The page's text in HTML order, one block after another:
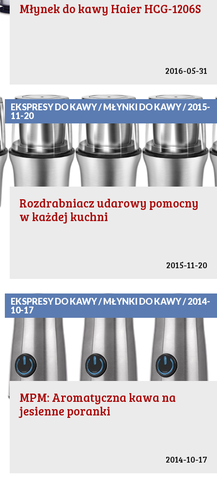
Młynek do kawy Haier HCG-1206S
2016-05-31
EKSPRESY DO KAWY / MŁYNKI DO KAWY / 2015-
11-20
Rozdrabniacz udarowy pomocny
w każdej kuchni
2015-11-20
EKSPRESY DO KAWY / MŁYNKI DO KAWY / 2014-
10-17
MPM: Aromatyczna kawa na
jesienne poranki
2014-10-17